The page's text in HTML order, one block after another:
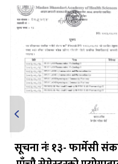
सूचना नंः १३- फार्मेसी